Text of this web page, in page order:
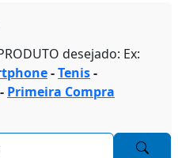
desejado: Ex:
-Tenis-
- Primeira Compra